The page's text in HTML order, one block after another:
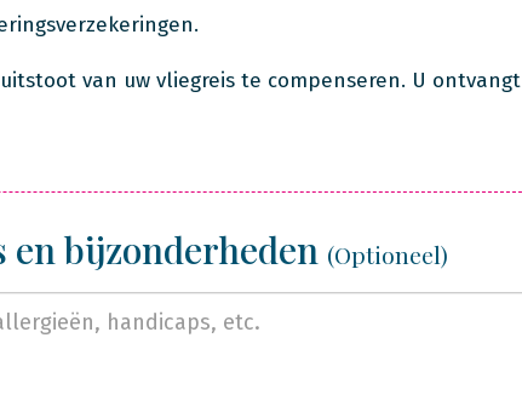
van uw vliegreis te compenseren. U ontvangt
bijzonderheden (Optioneel)